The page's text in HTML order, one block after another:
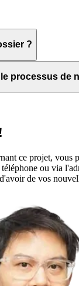
?
processus de
ce projet, vous
ou via
de vos